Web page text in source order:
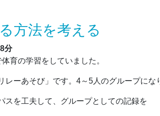
方法を考える
分
育の学習をしていました。
レーあそび」です。4～5人のグループにな
スを工夫して、グループとしての記録を